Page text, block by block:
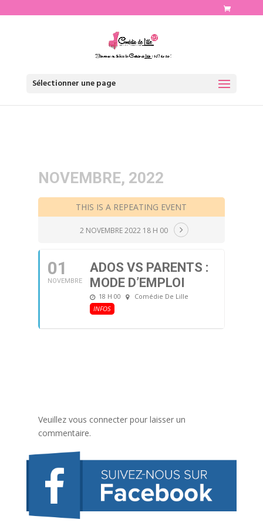
Sélectionner une page
NOVEMBRE, 2022
THIS IS A REPEATING EVENT
2 NOVEMBRE 2022 18 H 00
01
NOVEMBRE
ADOS VS PARENTS :
MODE D’EMPLOI
18 H 00
Comédie De Lille
INFOS
Veuillez vous connecter pour laisser un
commentaire.